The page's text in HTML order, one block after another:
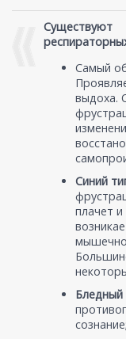
Самый
выдоха.
Синий
плачет
Бледный